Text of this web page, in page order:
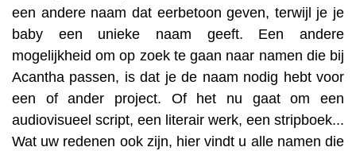
een andere naam dat eerbetoon geven, terwijl je je
baby een unieke naam geeft. Een andere
mogelijkheid om op zoek te gaan naar namen die bij
Acantha passen, is dat je de naam nodig hebt voor
een of ander project. Of het nu gaat om een
audiovisueel script, een literair werk, een stripboek...
Wat uw redenen ook zijn, hier vindt u alle namen die